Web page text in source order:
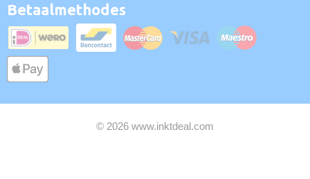
Betaalmethodes
© 2026 www.inktdeal.com